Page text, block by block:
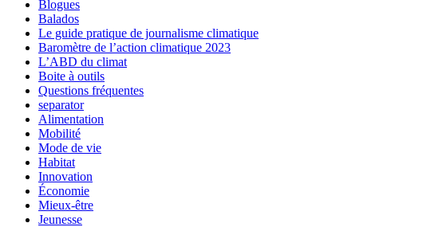
Blogues
Balados
Le guide pratique de journalisme climatique
Baromètre de l’action climatique 2023
L’ABD du climat
Boite à outils
Questions fréquentes
separator
Alimentation
Mobilité
Mode de vie
Habitat
Innovation
Économie
Mieux-être
Jeunesse